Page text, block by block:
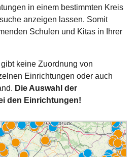
in einem bestimmten Kreis
anzeigen lassen. Somit
Schulen und Kitas in Ihrer
keine Zuordnung von
Einrichtungen oder auch
Die Auswahl der
den Einrichtungen!